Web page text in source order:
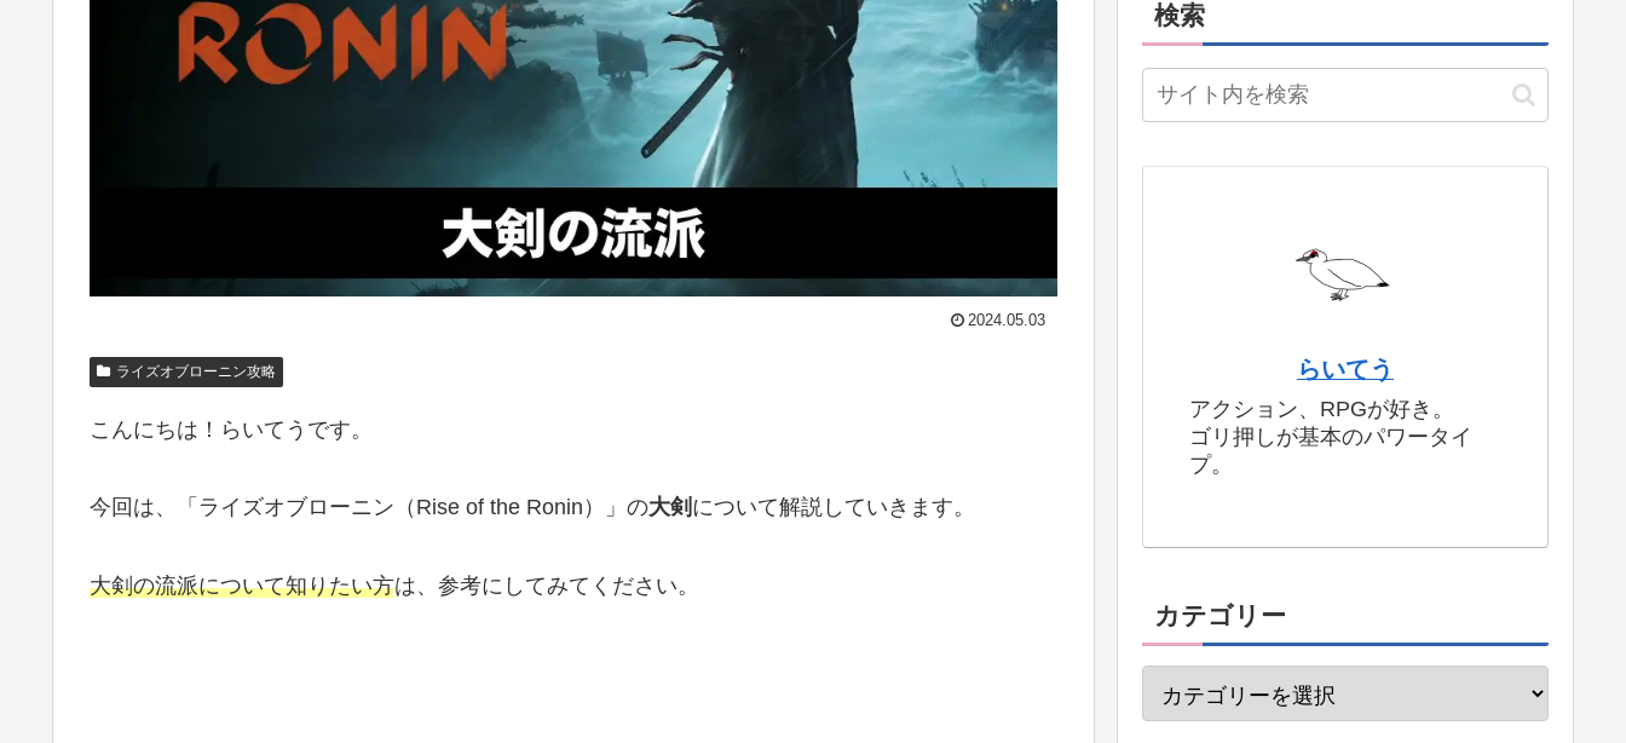
2024.05.03
ライズオブローニン攻略
こんにちは！らいてうです。
今回は、「ライズオブローニン（Rise of the Ronin）」の大剣 について解説していきます。
大剣の流派について知りたい方は、参考にしてみてください。
検索
らいてう
アクション、RPGが好き。
ゴリ押しが基本のパワータイ
プ。
カテゴリー